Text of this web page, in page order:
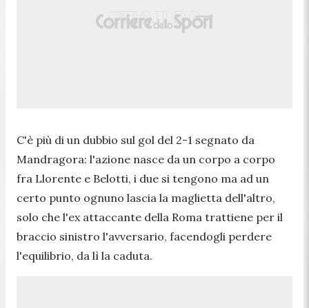
C'è più di un dubbio sul gol del 2-1 segnato da
Mandragora: l'azione nasce da un corpo a corpo
fra Llorente e Belotti, i due si tengono ma ad un
certo punto ognuno lascia la maglietta dell'altro,
solo che l'ex attaccante della Roma trattiene per il
braccio sinistro l'avversario, facendogli perdere
l'equilibrio, da lì la caduta.